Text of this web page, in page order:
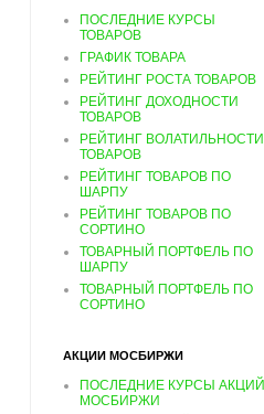
ПОСЛЕДНИЕ КУРСЫ
ТОВАРОВ
ГРАФИК ТОВАРА
РЕЙТИНГ РОСТА ТОВАРОВ
РЕЙТИНГ ДОХОДНОСТИ
ТОВАРОВ
РЕЙТИНГ ВОЛАТИЛЬНОСТИ
ТОВАРОВ
РЕЙТИНГ ТОВАРОВ ПО
ШАРПУ
РЕЙТИНГ ТОВАРОВ ПО
СОРТИНО
ТОВАРНЫЙ ПОРТФЕЛЬ ПО
ШАРПУ
ТОВАРНЫЙ ПОРТФЕЛЬ ПО
СОРТИНО
АКЦИИ МОСБИРЖИ
ПОСЛЕДНИЕ КУРСЫ АКЦИЙ
МОСБИРЖИ